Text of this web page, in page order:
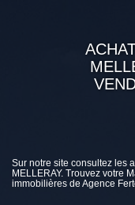
Sur notre site consultez les
MELLERAY. Trouvez votre
immobilières de Agence